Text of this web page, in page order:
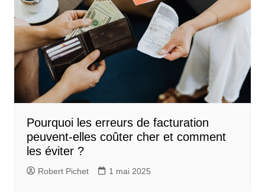
Pourquoi les erreurs de facturation
peuvent-elles coûter cher et comment
les éviter ?
Robert Pichet 1 mai 2025